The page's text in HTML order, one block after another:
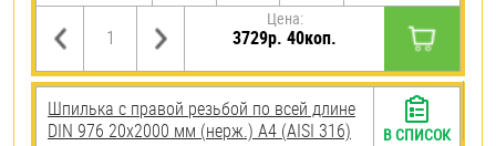
Цена:
3729р. 40коп.
Шпилька с правой резьбой по всей длине
DIN 976 20х2000 мм (нерж.) A4 (AISI 316)
В СПИСОК